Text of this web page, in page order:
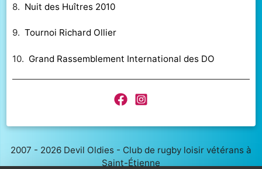
8. Nuit des Huîtres 2010
9.Tournoi Richard Ollier
10. Grand Rassemblement International des DO
2007 - 2026 Devil Oldies - Club de rugby loisir vétérans à
Saint-Étienne